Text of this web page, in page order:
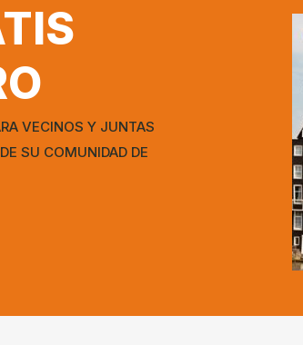
VECINOS Y JUNTAS
SU COMUNIDAD DE